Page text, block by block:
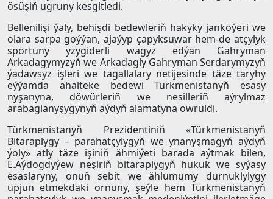
ösüşiň ugruny kesgitledi.
Bellenilişi ýaly, behişdi bedewleriň hakyky janköýeri we
olara sarpa goýýan, ajaýyp çapyksuwar hem-de atçylyk
sportuny yzygiderli wagyz edýän Gahryman
Arkadagymyzyň we Arkadagly Gahryman Serdarymyzyň
ýadawsyz işleri we tagallalary netijesinde täze taryhy
eýýamda ahalteke bedewi Türkmenistanyň esasy
nyşanyna, döwürleriň we nesilleriň aýrylmaz
arabaglanyşygynyň aýdyň alamatyna öwrüldi.
Türkmenistanyň Prezidentiniň «Türkmenistanyň
Bitaraplygy – parahatçylygyň we ynanyşmagyň aýdyň
ýoly» atly täze işiniň ähmiýeti barada aýtmak bilen,
E.Aýdogdyýew neşiriň bitaraplygyň hukuk we syýasy
esaslaryny, onuň sebit we ählumumy durnuklylygy
üpjün etmekdäki ornuny, şeýle hem Türkmenistanyň